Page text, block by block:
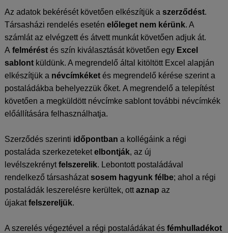
Az adatok bekérését követően elkészítjük a szerződést.
Társasházi rendelés esetén előleget nem kérünk. A
számlát az elvégzett és átvett munkát követően adjuk át.
A felméréstés szín kiválasztását követően egy Excel
sablontküldünk. A megrendelő által kitöltött Excel alapján
elkészítjük a névcímkéketés megrendelő kérése szerint a
postaládákba behelyezzük őket. A megrendelő a telepítést
követően a megküldött névcímke sablont további névcímkék
előállítására felhasználhatja.
Szerződés szerinti időpontban a kollégáink a régi
postaláda szerkezeteketelbontják, az új
levélszekrénytfelszerelik. Lebontott postaládával
rendelkező társasházatsosem hagyunk félbe; ahol a régi
postaládák leszerelésre kerültek, ottaznap az
újakatfelszereljük.
A szerelés végeztével a régi postaládákat és fémhulladékot